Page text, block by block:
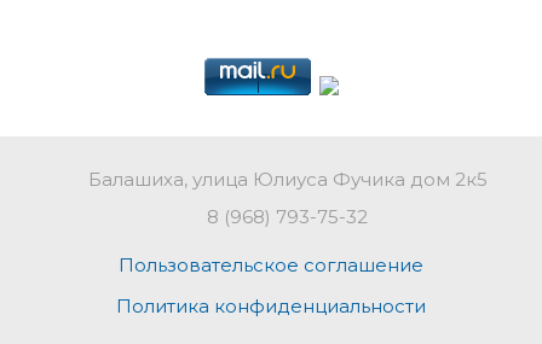
Балашиха, улица Юлиуса Фучика дом 2к5
8 (968) 793-75-32
Пользовательское соглашение
Политика конфиденциальности